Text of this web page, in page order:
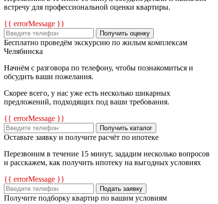
встречу для профессиональной оценки квартиры.
{{ errorMessage }}
Получить оценку
Бесплатно проведём экскурсию по жилым комплексам
Челябинска
Начнём с разговора по телефону, чтобы познакомиться и
обсудить ваши пожелания.
Скорее всего, у нас уже есть несколько шикарных
предложений, подходящих под ваши требования.
{{ errorMessage }}
Получить каталог
Оставьте заявку и получите расчёт по ипотеке
Перезвоним в течение 15 минут, зададим несколько вопросов
и расскажем, как получить ипотеку на выгодных условиях
{{ errorMessage }}
Подать заявку
Получите подборку квартир по вашим условиям